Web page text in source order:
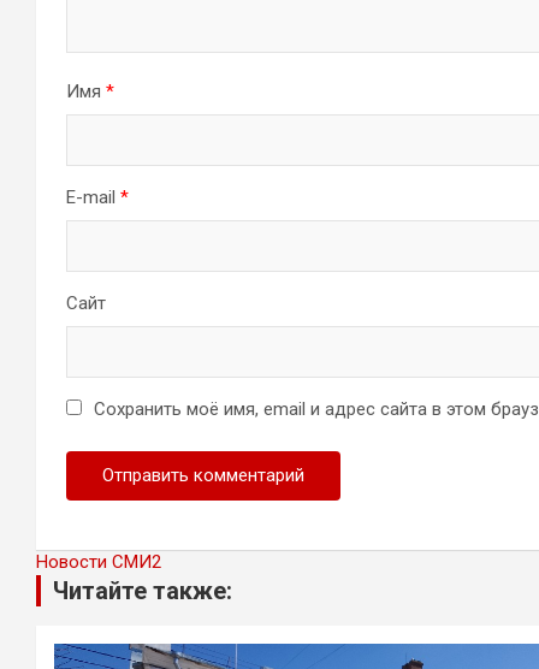
Имя *
E-mail *
Сайт
Сохранить моё имя, email и адрес сайта в этом
Новости СМИ2
Читайте также: